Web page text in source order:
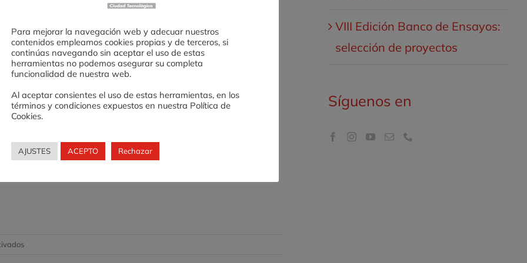
y alumnas. Los mercados se celebraron en
del Emprendimiento´ de la región de la
de colorido los stands confirmando el
de Valnalón en Chile se ha realizado gracias al
apoyo financiero de la Corporación de Fomento
del Gobierno de Chile.
en
VIII Edición Banco de Ensayos:
selección de proyectos
Síguenos en
Para mejorar la navegación web y adecuar nuestros
contenidos empleamos cookies propias y de terceros, si
continúas navegando sin aceptar el uso de estas
herramientas no podemos asegurar su completa
funcionalidad de nuestra web.
Al aceptar consientes el uso de estas herramientas, en los
términos y condiciones expuestos en nuestra Política de
Cookies.
AJUSTES ACEPTO Rechazar